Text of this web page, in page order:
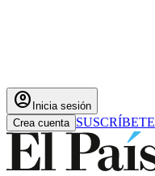
account_circle Inicia sesión
Crea cuenta SUSCRÍBETE